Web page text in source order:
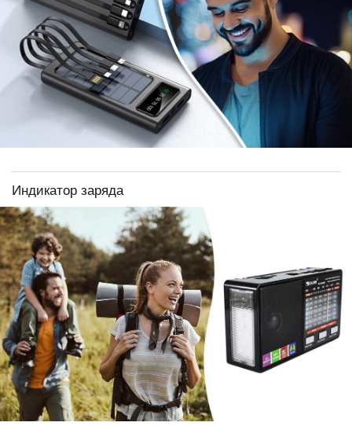
Индикатор заряда